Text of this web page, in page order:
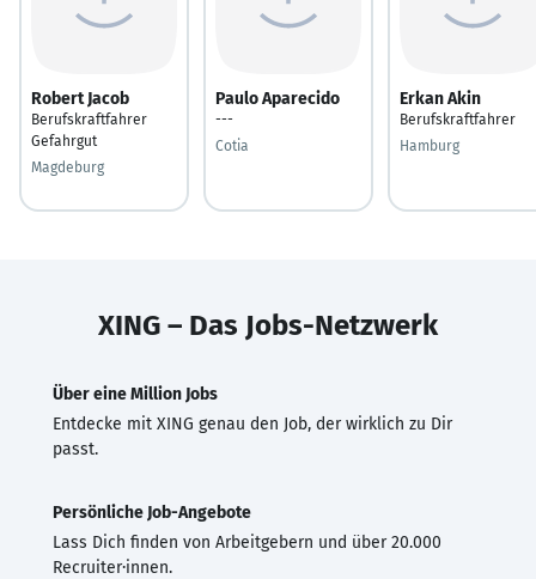
Robert Jacob
Berufskraftfahrer
Gefahrgut
Magdeburg
Paulo Aparecido
---
Cotia
Erkan Akin
Berufskraftfahrer
Hamburg
XING – Das Jobs-Netzwerk
Über eine Million Jobs
Entdecke mit XING genau den Job, der wirklich zu Dir
passt.
Persönliche Job-Angebote
Lass Dich finden von Arbeitgebern und über 20.000
Recruiter·innen.